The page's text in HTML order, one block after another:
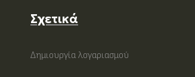
Σχετικά
Δημιουργία λογαριασμού